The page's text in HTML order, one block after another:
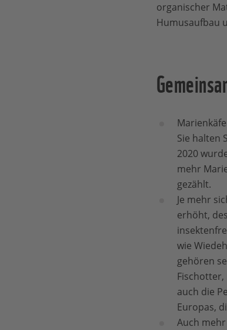
organischer
Humusaufbau
Sie halten
2020
mehr
gezählt.
Je mehr
erhöht,
wie
gehören
auch die
Europas,
Auch